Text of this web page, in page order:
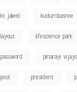
kt jaleel kudumbasree
layout lifescience park
password pinarayi
post president